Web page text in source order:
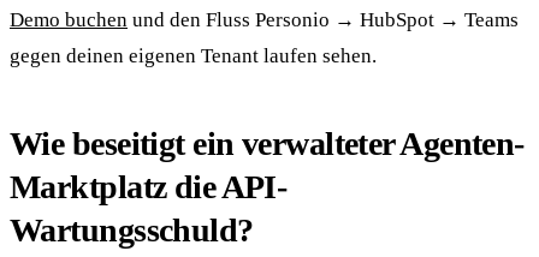
Demo buchen und den Fluss Personio → HubSpot → Teams
gegen deinen eigenen Tenant laufen sehen.
Wie beseitigt ein verwalteter Agenten-
Marktplatz die API-
Wartungsschuld?